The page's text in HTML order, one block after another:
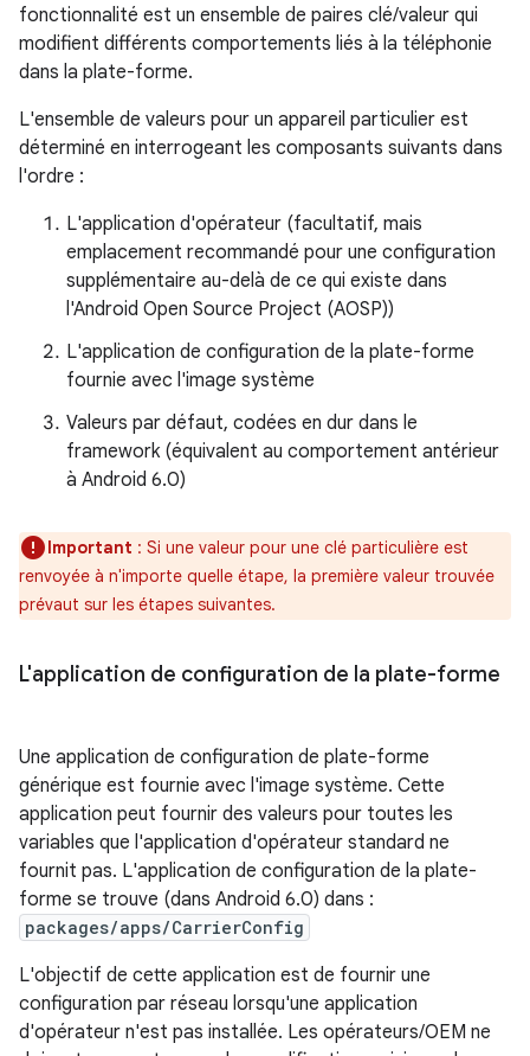
fonctionnalité est un ensemble de paires clé/valeur qui
modifient différents comportements liés à la téléphonie
dans la plate-forme.
L'ensemble de valeurs pour un appareil particulier est
déterminé en interrogeant les composants suivants dans
l'ordre :
L'application d'opérateur (facultatif, mais
emplacement recommandé pour une configuration
supplémentaire au-delà de ce qui existe dans
l'Android Open Source Project (AOSP))
L'application de configuration de la plate-forme
fournie avec l'image système
Valeurs par défaut, codées en dur dans le
framework (équivalent au comportement antérieur
à Android 6.0)
Important : Si une valeur pour une clé particulière est
renvoyée à n'importe quelle étape, la première valeur trouvée
prévaut sur les étapes suivantes.
L'application de configuration de la plate-forme
Une application de configuration de plate-forme
générique est fournie avec l'image système. Cette
application peut fournir des valeurs pour toutes les
variables que l'application d'opérateur standard ne
fournit pas. L'application de configuration de la plate-
forme se trouve (dans Android 6.0) dans :
packages/apps/CarrierConfig
L'objectif de cette application est de fournir une
configuration par réseau lorsqu'une application
d'opérateur n'est pas installée. Les opérateurs/OEM ne